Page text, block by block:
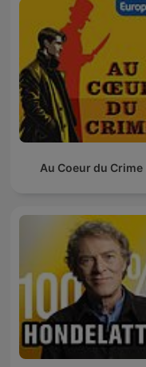
Au Coeur du Crime